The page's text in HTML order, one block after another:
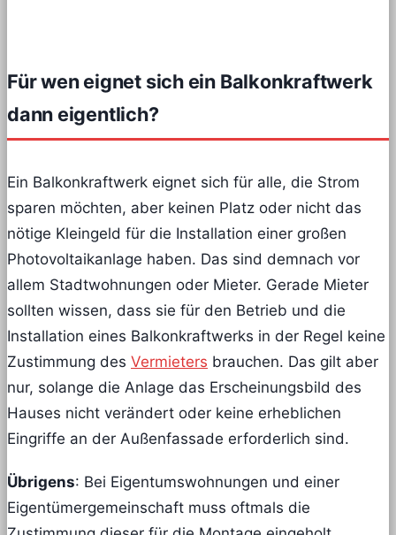
Für wen eignet sich ein Balkonkraftwerk
dann eigentlich?
Ein Balkonkraftwerk eignet sich für alle, die Strom
sparen möchten, aber keinen Platz oder nicht das
nötige Kleingeld für die Installation einer großen
Photovoltaikanlage haben. Das sind demnach vor
allem Stadtwohnungen oder Mieter. Gerade Mieter
sollten wissen, dass sie für den Betrieb und die
Installation eines Balkonkraftwerks in der Regel keine
Zustimmung des Vermieters brauchen. Das gilt aber
nur, solange die Anlage das Erscheinungsbild des
Hauses nicht verändert oder keine erheblichen
Eingriffe an der Außenfassade erforderlich sind.
Übrigens: Bei Eigentumswohnungen und einer
Eigentümergemeinschaft muss oftmals die